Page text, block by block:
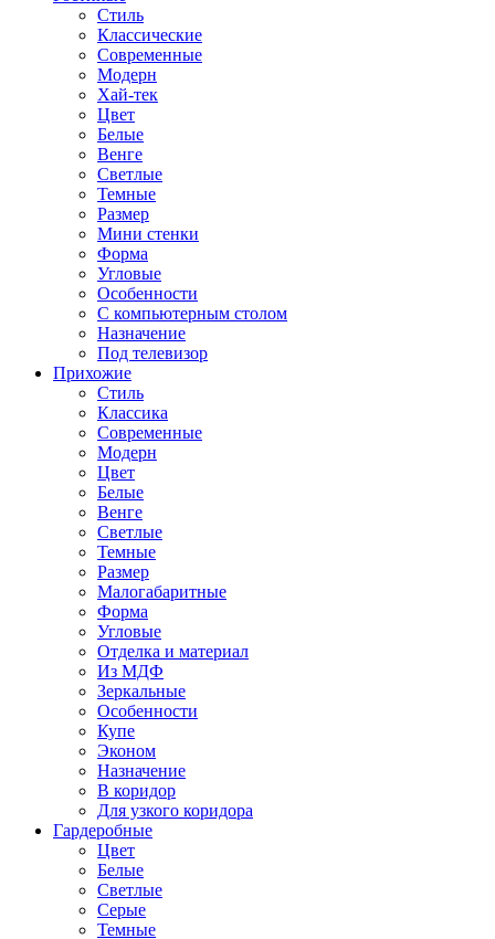
Стиль
Классические
Современные
Модерн
Хай-тек
Цвет
Белые
Венге
Светлые
Темные
Размер
Мини стенки
Форма
Угловые
Особенности
С компьютерным столом
Назначение
Под телевизор
Прихожие
Стиль
Классика
Современные
Модерн
Цвет
Белые
Венге
Светлые
Темные
Размер
Малогабаритные
Форма
Угловые
Отделка и материал
Из МДФ
Зеркальные
Особенности
Купе
Эконом
Назначение
В коридор
Для узкого коридора
Гардеробные
Цвет
Белые
Светлые
Серые
Темные